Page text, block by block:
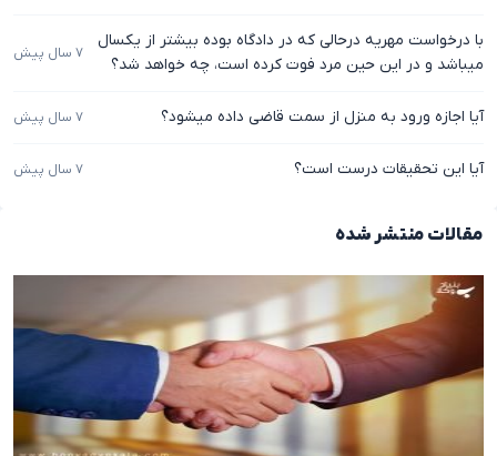
با درخواست مهریه درحالی که در دادگاه بوده بیشتر از یکسال
میباشد و در این حین مرد فوت کرده است، چه خواهد شد؟
۷ سال پیش
آیا اجازه ورود به منزل از سمت قاضی داده میشود؟ ۷ سال پیش
آیا این تحقیقات درست است؟ ۷ سال پیش
مقالات منتشر شده